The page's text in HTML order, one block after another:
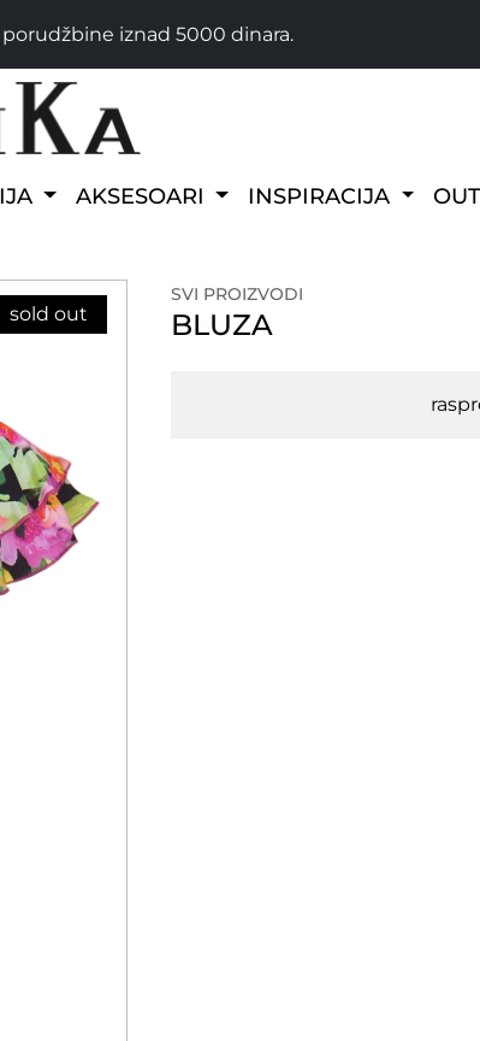
iznad 5000 dinara.
AKSESOARI INSPIRACIJA
sold out
SVI PROIZVODI
BLUZA